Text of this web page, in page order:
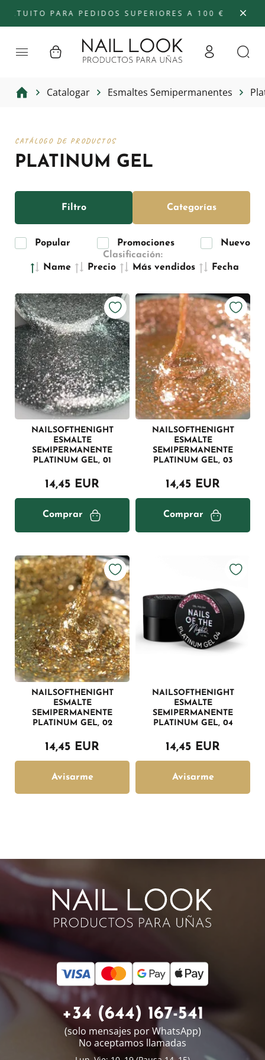
PARA PEDIDOS SUPERIORES A 100 €
Catalogar Esmaltes Semipermanentes
PLATINUM GEL
CATÁLOGO DE PRODUCTOS
Popular Promociones
Nuevo
Clasificación:
Name
Precio Más vendidos Fecha
NAILSOFTHENIGHT
ESMALTE
SEMIPERMANENTE
PLATINUM GEL, 01
14,45 EUR
Comprar
NAILSOFTHENIGHT
ESMALTE
SEMIPERMANENTE
PLATINUM GEL, 03
14,45 EUR
Comprar
NAILSOFTHENIGHT
ESMALTE
SEMIPERMANENTE
PLATINUM GEL, 02
14,45 EUR
Avisarme
NAILSOFTHENIGHT
ESMALTE
SEMIPERMANENTE
PLATINUM GEL, 04
14,45 EUR
Avisarme
Filtro Categorías
+34 (644) 167-541
(solo mensajes por WhatsApp)
No aceptamos llamadas